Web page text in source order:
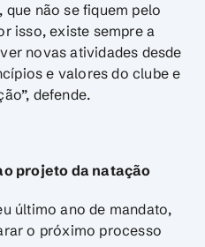
não se fiquem pelo
isso, existe sempre a
novas atividades desde
e valores do clube e
defende.
projeto da natação
último ano de mandato,
o próximo processo